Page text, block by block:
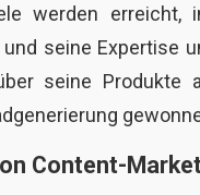
werden erreicht,
seine Expertise
seine Produkte
Content-